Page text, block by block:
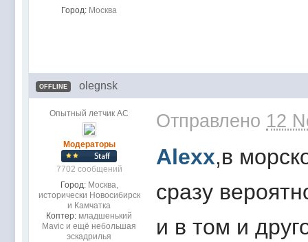
Город: Москва
OFFLINE olegnsk
Опытный летчик АС
Модераторы
7702 сообщений
Город: Москва,
исторически Новосибирск
и Камчатка
Коптер: младшенький
Mavic и ещё небольшая
эскадрилья
Отправлено 12
Alexx,в
сразу
и в том и